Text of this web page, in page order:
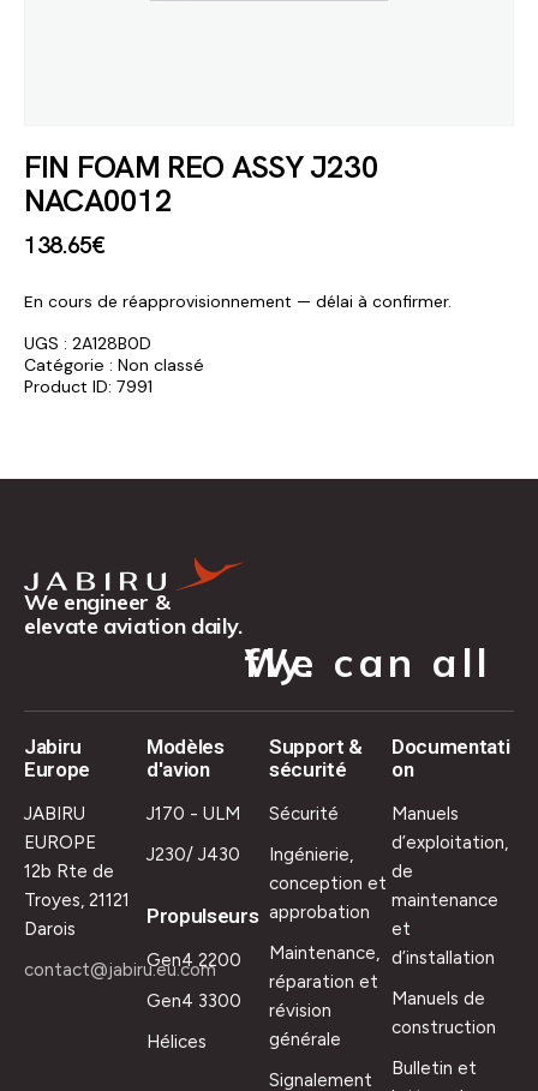
FIN FOAM REO ASSY J230
NACA0012
138.65€
En cours de réapprovisionnement — délai à confirmer.
UGS : 2A128B0D
Catégorie : Non classé
Product ID: 7991
We engineer &
elevate aviation daily.
We can all fly.
Jabiru
Europe
JABIRU
EUROPE
12b Rte de
Troyes, 21121
Darois
contact@jabiru.eu.com
Modèles
d'avion
J170 - ULM
J230/ J430
Propulseurs
Gen4 2200
Gen4 3300
Hélices
Support &
sécurité
Sécurité
Ingénierie,
conception et
approbation
Maintenance,
réparation et
révision
générale
Signalement
Documentati
on
Manuels
d’exploitation,
de
maintenance
et
d’installation
Manuels de
construction
Bulletin et